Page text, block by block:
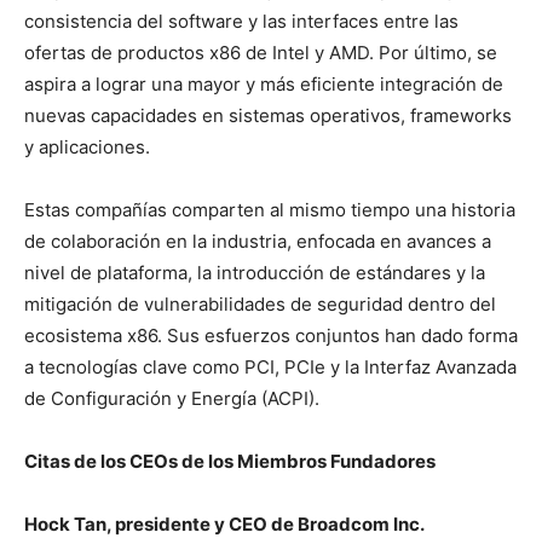
consistencia del software y las interfaces entre las
ofertas de productos x86 de Intel y AMD. Por último, se
aspira a lograr una mayor y más eficiente integración de
nuevas capacidades en sistemas operativos, frameworks
y aplicaciones.
Estas compañías comparten al mismo tiempo una historia
de colaboración en la industria, enfocada en avances a
nivel de plataforma, la introducción de estándares y la
mitigación de vulnerabilidades de seguridad dentro del
ecosistema x86. Sus esfuerzos conjuntos han dado forma
a tecnologías clave como PCI, PCIe y la Interfaz Avanzada
de Configuración y Energía (ACPI).
Citas de los CEOs de los Miembros Fundadores
Hock Tan, presidente y CEO de Broadcom Inc.